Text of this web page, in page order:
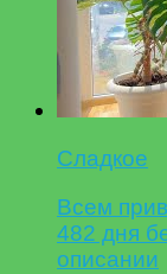
Сладкое
Всем
482 дня
описании